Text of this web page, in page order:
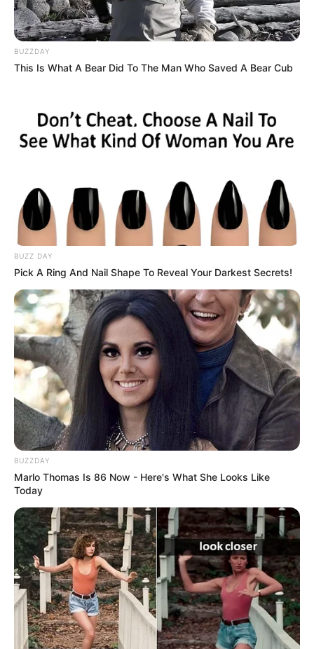
BUZZDAY
This Is What A Bear Did To The Man Who Saved A Bear Cub
BUZZ DAY
Pick A Ring And Nail Shape To Reveal Your Darkest Secrets!
BUZZDAY
Marlo Thomas Is 86 Now - Here's What She Looks Like
Today